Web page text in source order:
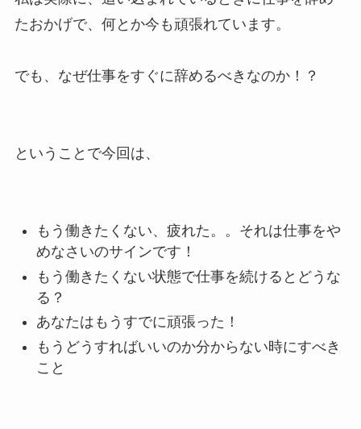
たおかげで、何とか今も頑張れています。
でも、なぜ仕事をすぐに辞めるべきなのか！？
ということで今回は、
もう働きたくない、疲れた。。それは仕事をや
めなさいのサインです！
もう働きたくない状態で仕事を続けるとどうな
る？
あなたはもうすでに頑張った！
もうどうすればいいのか分からない時にすべき
こと